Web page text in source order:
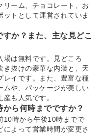
リーム、チョコレート、お
トとして運営されていま
か？また、主な見どこ
場は無料です。見どころ
き抜けの豪華な内装と、天
レイです。また、豊富な種
ムや、パッケージが美しい
も人気です。
ら何時までですか？
10時から午後10時までで
よって営業時間が変更さ